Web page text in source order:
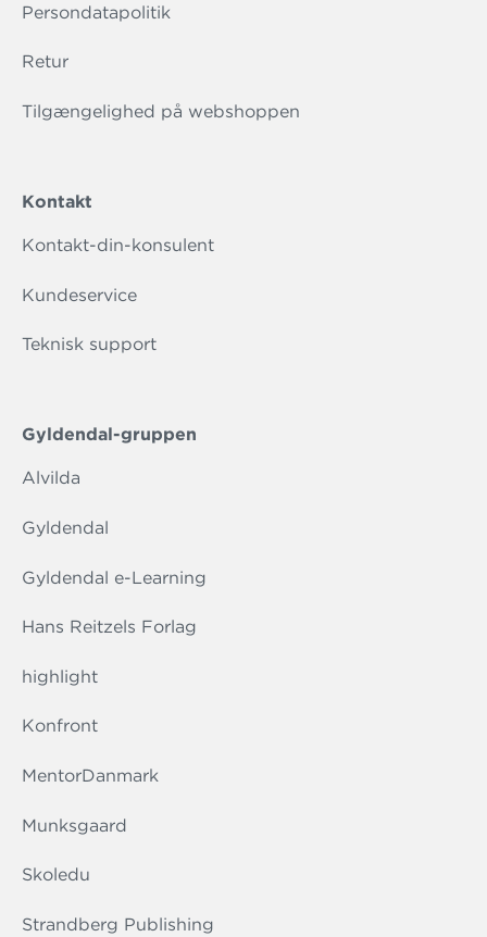
Persondatapolitik
Retur
Tilgængelighed på webshoppen
Kontakt
Kontakt-din-konsulent
Kundeservice
Teknisk support
Gyldendal-gruppen
Alvilda
Gyldendal
Gyldendal e-Learning
Hans Reitzels Forlag
highlight
Konfront
MentorDanmark
Munksgaard
Skoledu
Strandberg Publishing